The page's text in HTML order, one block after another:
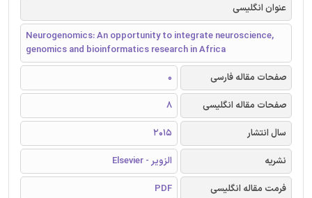
عنوان انگلیسی
Neurogenomics: An opportunity to integrate neuroscience,
genomics and bioinformatics research in Africa
صفحات مقاله فارسی
0
صفحات مقاله انگلیسی
8
سال انتشار
2015
نشریه
الزویر - Elsevier
فرمت مقاله انگلیسی
PDF